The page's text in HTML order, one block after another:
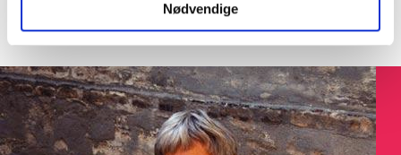
Nødvendige
Søg på Dokument ID